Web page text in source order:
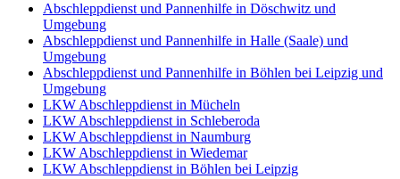
Abschleppdienst und Pannenhilfe in Döschwitz und
Umgebung
Abschleppdienst und Pannenhilfe in Halle (Saale) und
Umgebung
Abschleppdienst und Pannenhilfe in Böhlen bei Leipzig und
Umgebung
LKW Abschleppdienst in Mücheln
LKW Abschleppdienst in Schleberoda
LKW Abschleppdienst in Naumburg
LKW Abschleppdienst in Wiedemar
LKW Abschleppdienst in Böhlen bei Leipzig